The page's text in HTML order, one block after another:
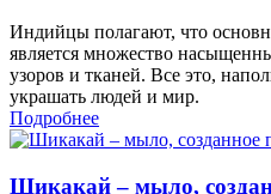
Индийцы полагают, что
является множество
узоров и тканей. Все это,
украшать людей и мир.
Подробнее
Шикакай – мыло,